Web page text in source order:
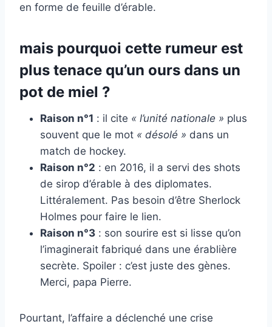
en forme de feuille d’érable.
mais pourquoi cette rumeur est
plus tenace qu’un ours dans un
pot de miel ?
Raison n°1 : il cite « l’unité nationale » plus
souvent que le mot « désolé » dans un
match de hockey.
Raison n°2 : en 2016, il a servi des shots
de sirop d’érable à des diplomates.
Littéralement. Pas besoin d’être Sherlock
Holmes pour faire le lien.
Raison n°3 : son sourire est si lisse qu’on
l’imaginerait fabriqué dans une érablière
secrète. Spoiler : c’est juste des gènes.
Merci, papa Pierre.
Pourtant, l’affaire a déclenché une crise